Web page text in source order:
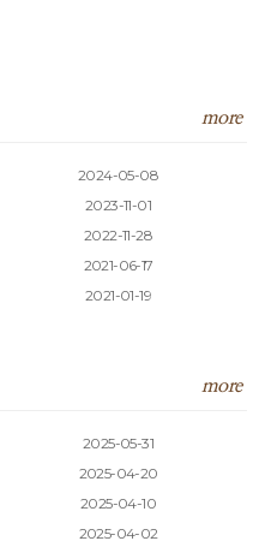
more
2024-05-08
2023-11-01
2022-11-28
2021-06-17
2021-01-19
more
2025-05-31
2025-04-20
2025-04-10
2025-04-02